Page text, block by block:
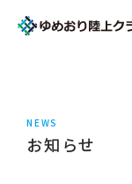
NEWS
お知らせ